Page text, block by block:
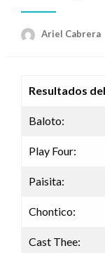
Ariel Cabrera
Resultados
Baloto:
Play Four:
Paisita:
Chontico:
Cast Thee: